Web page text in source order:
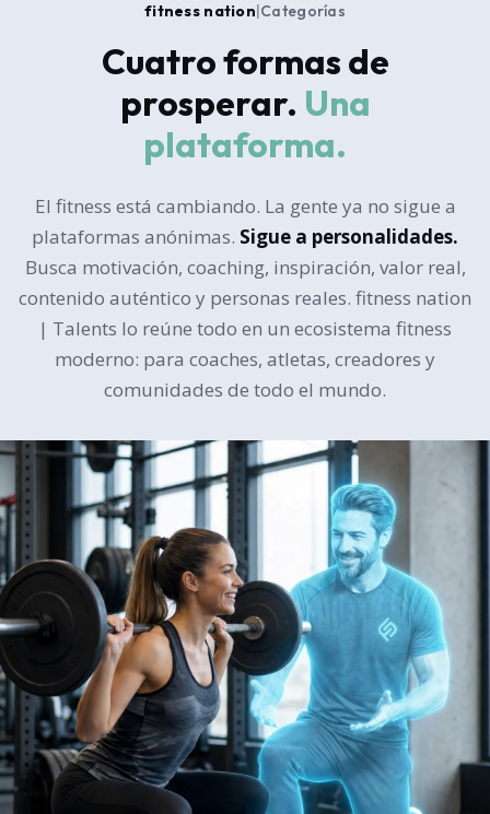
fitness nation|Categorías
Cuatro formas de
prosperar. Una
plataforma.
El fitness está cambiando. La gente ya no sigue a
plataformas anónimas. Sigue a personalidades.
Busca motivación, coaching, inspiración, valor real,
contenido auténtico y personas reales. fitness nation
| Talents lo reúne todo en un ecosistema fitness
moderno: para coaches, atletas, creadores y
comunidades de todo el mundo.